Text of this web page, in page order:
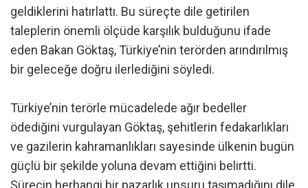
geldiklerini hatırlattı. Bu süreçte dile getirilen
taleplerin önemli ölçüde karşılık bulduğunu ifade
eden Bakan Göktaş, Türkiye’nin terörden arındırılmış
bir geleceğe doğru ilerlediğini söyledi.
Türkiye’nin terörle mücadelede ağır bedeller
ödediğini vurgulayan Göktaş, şehitlerin fedakarlıkları
ve gazilerin kahramanlıkları sayesinde ülkenin bugün
güçlü bir şekilde yoluna devam ettiğini belirtti.
Sürecin herhangi bir pazarlık unsuru taşımadığını dile